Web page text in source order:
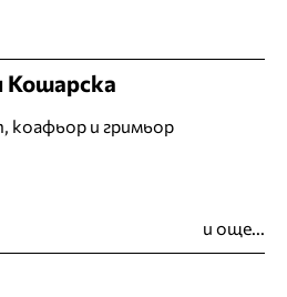
Кошарска
коафьор и гримьор
и още...